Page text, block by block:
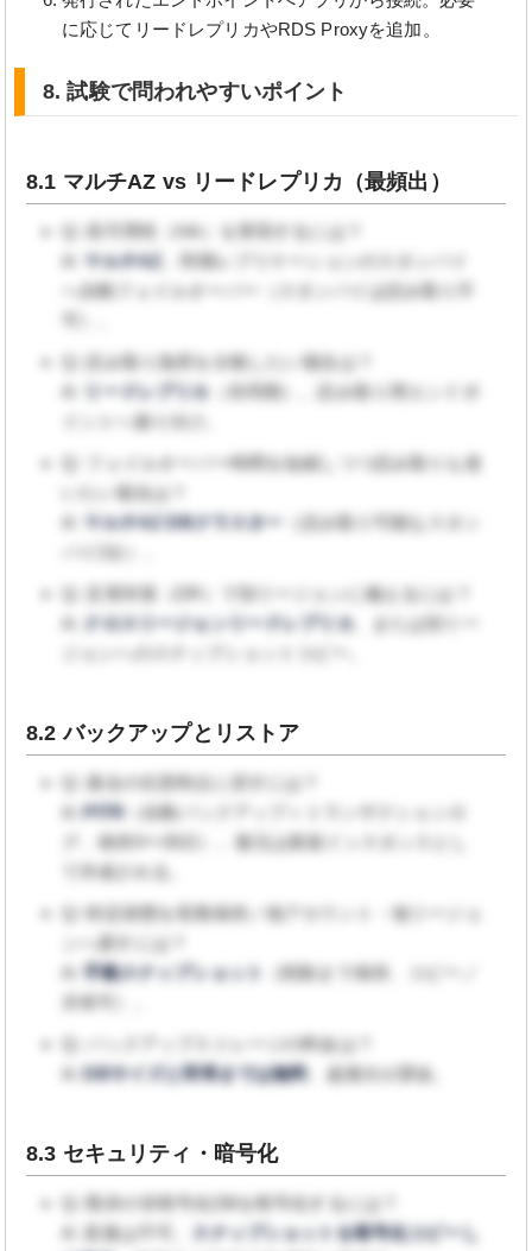
に応じてリードレプリカやRDS Proxyを追加。
8. 試験で問われやすいポイント
8.1 マルチAZ vs リードレプリカ（最頻出）
Q: 高可用性（HA）を実現するには？
マルチAZ
。同期レプリケーションのスタンバイ
へ自動フェイルオーバー（スタンバイは読み取り不
Q: 読み取り負荷を分散したい場合は？
リードレプリカ
（非同期）。読み取り用エンドポ
イントへ振り分け。
Q: フェイルオーバー時間を短縮しつつ読み取りも使
いたい場合は？
マルチAZ DBクラスター
（読み取り可能なスタン
Q: 災害対策（DR）で別リージョンに備えるには？
クロスリージョンリードレプリカ
、または別リー
8.2 バックアップとリストア
Q: 過去の任意時点に戻すには？
PITR
（自動バックアップ＋トランザクションロ
グ、保持0〜35日）。復元は新規インスタンスとし
て作成される。
Q: 特定状態を長期保持／他アカウント・他リージョ
ンへ渡すには？
手動スナップショット
（削除まで保持、コピー／
Q: バックアップストレージの料金は？
DBサイズと同等までは無料 、超過分が課金。
8.3 セキュリティ・暗号化
Q: 既存の非暗号化DBを暗号化するには？
A: 直接は不可。
スナップショットを暗号化コピーし